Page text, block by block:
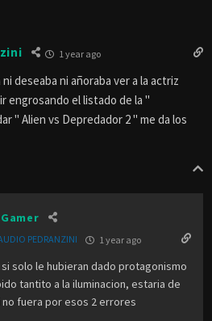
1 year ago
deseaba ni añoraba ver a la actriz
engrosando el listado de la "
" Alien vs Depredador 2 " me da los
PEDRANZINI 1 year ago
solo le hubieran dado protagonismo
tantito a la iluminacion, estaria de
fuera por esos 2 errores